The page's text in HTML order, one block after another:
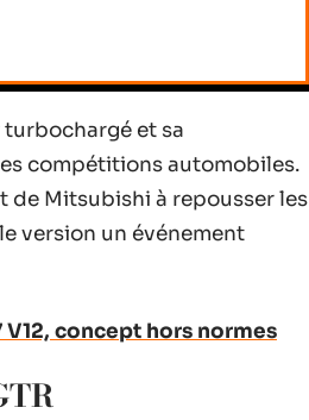
turbochargé et sa
compétitions automobiles.
de Mitsubishi à repousser les
version un événement
concept hors normes